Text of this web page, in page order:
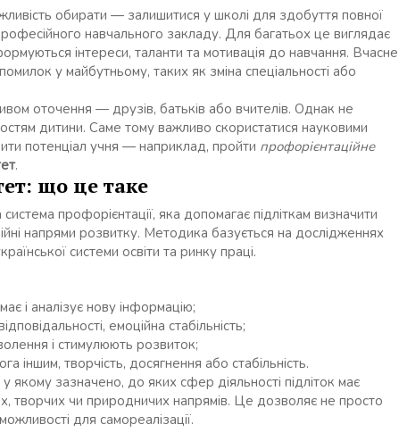
обирати — залишитися у школі для здобуття повної
навчального закладу. Для багатьох це виглядає
інтереси, таланти та мотивація до навчання. Вчасне
у майбутньому, таких як зміна спеціальності або
оточення — друзів, батьків або вчителів. Однак не
дитини. Саме тому важливо скористатися науковими
потенціал учня — наприклад, пройти профорієнтаційне
.
що це таке
профорієнтації, яка допомагає підліткам визначити
напрями розвитку. Методика базується на дослідженнях
системи освіти та ринку праці.
і аналізує нову інформацію;
емоційна стабільність;
і стимулюють розвиток;
творчість, досягнення або стабільність.
якому зазначено, до яких сфер діяльності підліток має
творчих чи природничих напрямів. Це дозволяє не просто
для самореалізації.